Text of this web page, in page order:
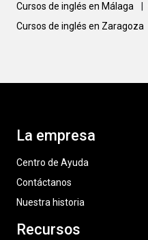
Cursos de inglés en Málaga
Cursos de inglés en Zaragoza
La empresa
Centro de Ayuda
Contáctanos
Nuestra historia
Recursos